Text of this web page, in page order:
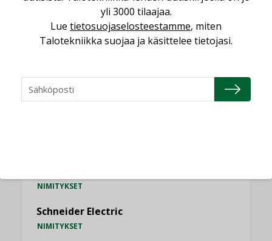
Consti
NIMITYKSET
Schneider Electric
NIMITYKSET
yli 3000 tilaajaa.
Lue tietosuojaselosteestamme, miten
Talotekniikka suojaa ja käsittelee tietojasi.